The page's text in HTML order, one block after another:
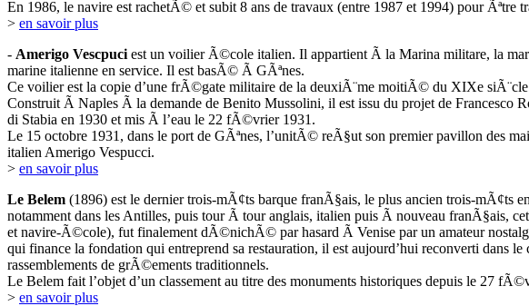
En 1986, le navire est rachetÃ© et subit 8 ans de travaux (entre 1987 et 1994) pour
> en savoir plus
- Amerigo Vescpuci est un voilier Ã©cole italien. Il appartient Ã la Marina militare, la
marine italienne en service. Il est basÃ© Ã GÃªnes.
Ce voilier est la copie d’une frÃ©gate militaire de la deuxiÃ¨me moitiÃ© du XIXe
Construit Ã Naples Ã la demande de Benito Mussolini, il est issu du projet de
di Stabia en 1930 et mis Ã l’eau le 22 fÃ©vrier 1931.
Le 15 octobre 1931, dans le port de GÃªnes, l’unitÃ© reÃ§ut son premier pavillon des
italien Amerigo Vespucci.
> en savoir plus
Le Belem (1896) est le dernier trois-mÃ¢ts barque franÃ§ais, le plus ancien trois-mÃ¢ts
notamment dans les Antilles, puis tour Ã tour anglais, italien puis Ã nouveau franÃ§ais,
et navire-Ã©cole), fut finalement dÃ©nichÃ© par hasard Ã Venise par un amateur
qui finance la fondation qui entreprend sa restauration, il est aujourd’hui reconverti dans
rassemblements de grÃ©ements traditionnels.
Le Belem fait l’objet d’un classement au titre des monuments historiques depuis le 27
> en savoir plus